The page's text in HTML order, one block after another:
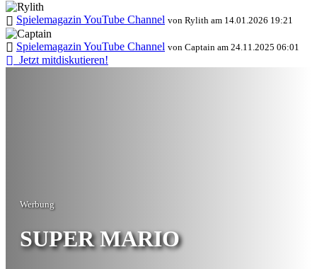
Spielemagazin YouTube Channel von Rylith am 14.01.2026 19:21
Spielemagazin YouTube Channel von Captain am 24.11.2025 06:01
Jetzt mitdiskutieren!
Werbung
SUPER MARIO